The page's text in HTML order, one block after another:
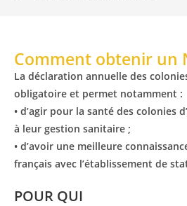
Comment obtenir un
La déclaration annuelle des
obligatoire et permet notamment :
• d’agir pour la santé des colonies
à leur gestion sanitaire ;
• d’avoir une meilleure
français avec l’établissement de
POUR QUI